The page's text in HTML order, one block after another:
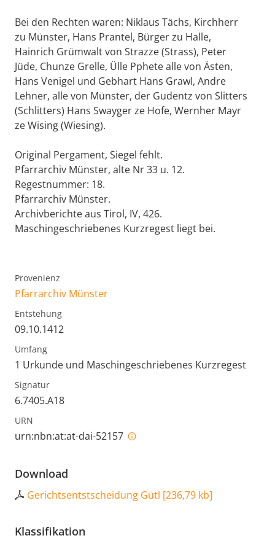
Bei den Rechten waren: Niklaus Tächs, Kirchherr
zu Münster, Hans Prantel, Bürger zu Halle,
Hainrich Grümwalt von Strazze (Strass), Peter
Jüde, Chunze Grelle, Ülle Pphete alle von Ästen,
Hans Venigel und Gebhart Hans Grawl, Andre
Lehner, alle von Münster, der Gudentz von Slitters
(Schlitters) Hans Swayger ze Hofe, Wernher Mayr
ze Wising (Wiesing).
Original Pergament, Siegel fehlt.
Pfarrarchiv Münster, alte Nr 33 u. 12.
Regestnummer: 18.
Pfarrarchiv Münster.
Archivberichte aus Tirol, IV, 426.
Maschingeschriebenes Kurzregest liegt bei.
Provenienz
Pfarrarchiv Münster
Entstehung
09.10.1412
Umfang
1 Urkunde und Maschingeschriebenes Kurzregest
Signatur
6.7405.A18
URN
urn:nbn:at:at-dai-52157
Download
Gerichtsentstscheidung Gütl [236,79 kb]
Klassifikation